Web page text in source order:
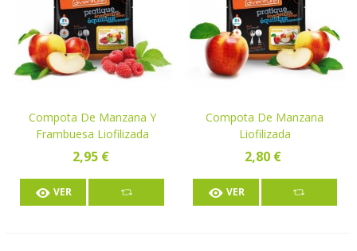
Compota De Manzana Y
Frambuesa Liofilizada
2,95 €
VER
Compota De Manzana
Liofilizada
2,80 €
VER